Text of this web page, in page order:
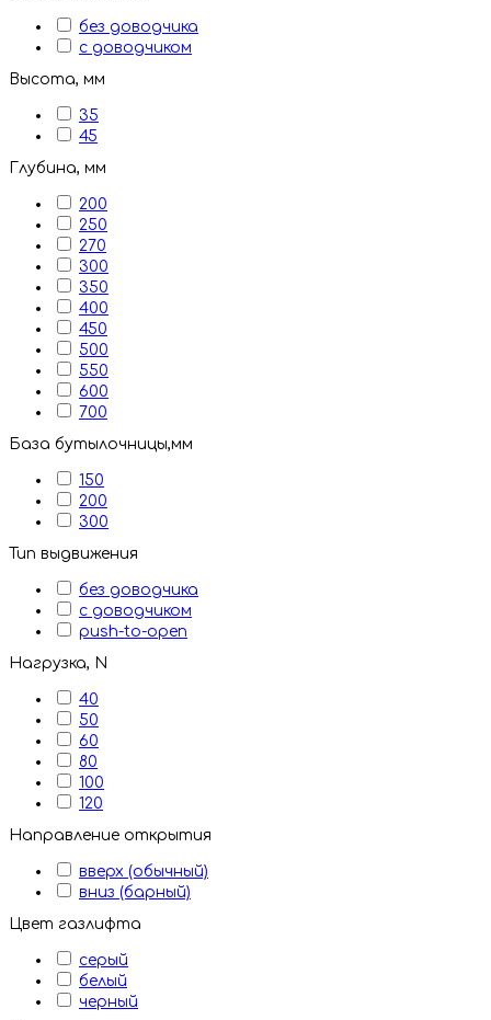
без доводчика
с доводчиком
Высота, мм
35
45
Глубина, мм
200
250
270
300
350
400
450
500
550
600
700
База бутылочницы,мм
150
200
300
Тип выдвижения
без доводчика
с доводчиком
push-to-open
Нагрузка, N
40
50
60
80
100
120
Направление открытия
вверх (обычный)
вниз (барный)
Цвет газлифта
серый
белый
черный